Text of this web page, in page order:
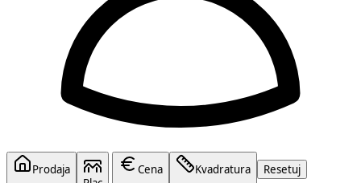
Prodaja
Cena Kvadratura Resetuj